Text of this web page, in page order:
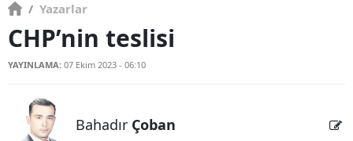
/ Yazarlar
CHP’nin teslisi
YAYINLAMA: 07 Ekim 2023 - 06:10
Bahadır Çoban